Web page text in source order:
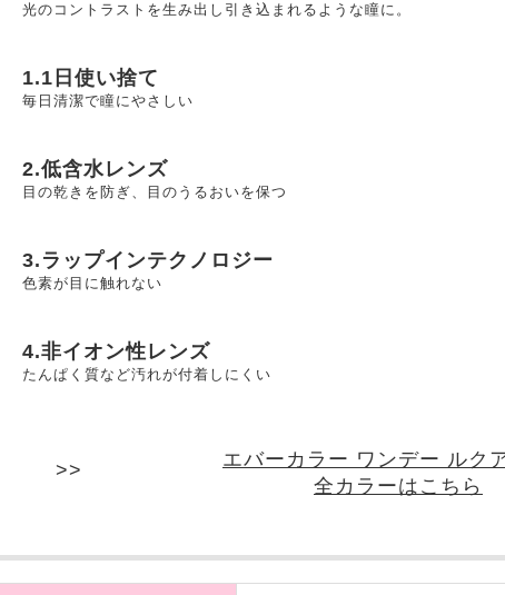
光のコントラストを生み出し引き込まれるような瞳に。
1.1日使い捨て
毎日清潔で瞳にやさしい
2.低含水レンズ
目の乾きを防ぎ、目のうるおいを保つ
3.ラップインテクノロジー
色素が目に触れない
4.非イオン性レンズ
たんぱく質など汚れが付着しにくい
エバーカラー ワンデー ルク
全カラーはこちら